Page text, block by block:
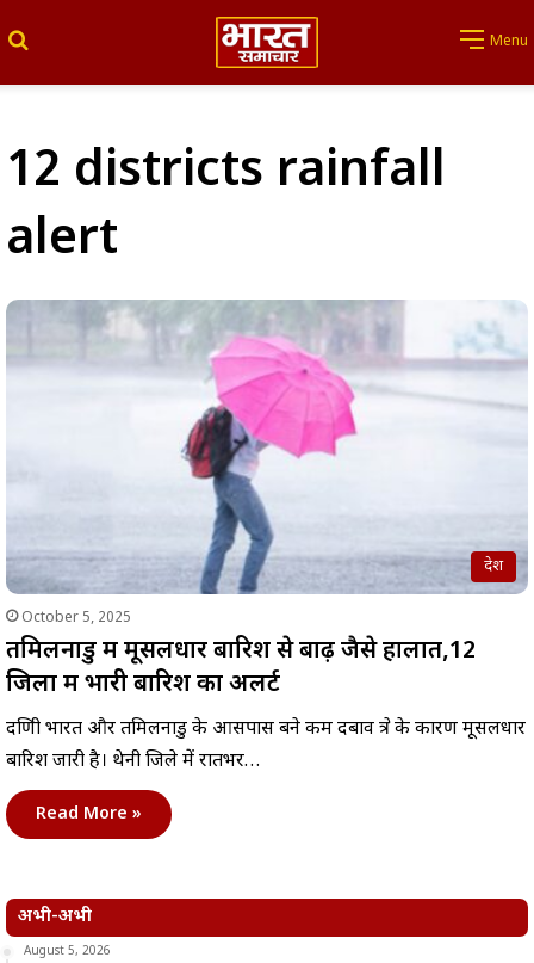
Menu
12 districts rainfall
alert
देश
October 5, 2025
तमिलनाडु में मूसलधार बारिश से बाढ़ जैसे हालात,12
जिलों में भारी बारिश का अलर्ट
दक्षिणी भारत और तमिलनाडु के आसपास बने कम दबाव क्षेत्र के कारण मूसलधार
बारिश जारी है। थेनी जिले में रातभर…
Read More »
अभी-अभी
August 5, 2026